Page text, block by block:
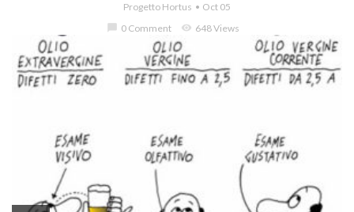
Progetto Hortus Oct 05
chat_bubble 0 Comment visibility 648 Views